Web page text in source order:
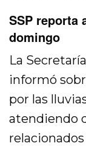
SSP reporta
domingo
La
informó
por las
atendiendo